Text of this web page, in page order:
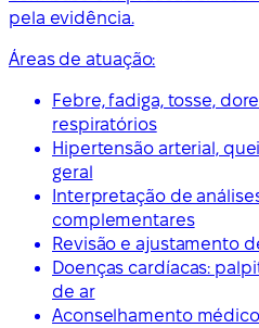
pela evidência.
Áreas de atuação:
Febre, fadiga, tosse,
respiratórios
Hipertensão arterial,
geral
Interpretação de
complementares
Revisão e ajustamento
Doenças cardíacas:
de ar
Aconselhamento